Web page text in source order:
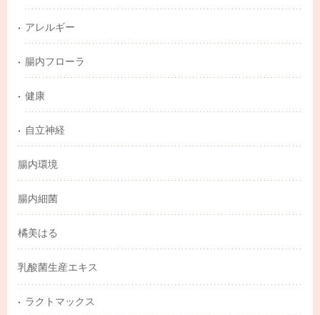
アレルギー
腸内フローラ
健康
自立神経
腸内環境
腸内細菌
橘美はる
乳酸菌生産エキス
ラクトマックス